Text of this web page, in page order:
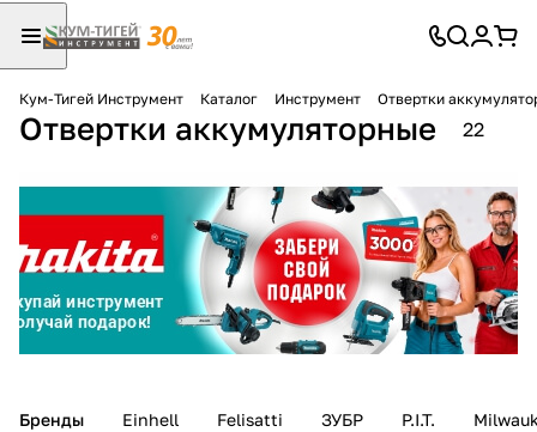
Кум-Тигей Инструмент Каталог Инструмент Отвертки
Отвертки аккумуляторные 22
Бренды Einhell Felisatti ЗУБР P.I.T.
Для клиентов всех банков
Разбейте
оплату на части
без переплат